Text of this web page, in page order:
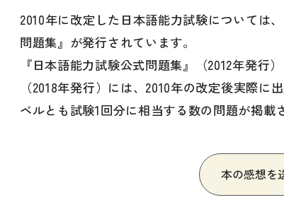
辞典
日本語学習辞典
漢字字典（辞典）
英語辞典
教師
教室活
日本語
語彙・
文章・
2010年に改定した日本語能力試験については
問題集』が発行されています。
『日本語能力試験公式問題集』（2012年発行
（2018年発行）には、2010年の改定後実際
ベルとも試験1回分に相当する数の問題が掲載
本の感想を